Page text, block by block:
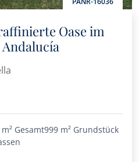
Oase im
Gesamt999 m² Grundstück